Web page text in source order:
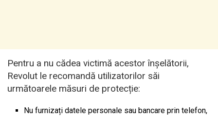
Pentru a nu cădea victimă acestor înșelătorii,
Revolut le recomandă utilizatorilor săi
următoarele măsuri de protecție:
Nu furnizați datele personale sau bancare prin telefon,